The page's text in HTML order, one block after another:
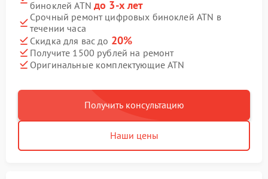
биноклей ATN до 3-х лет
Срочный ремонт цифровых биноклей ATN в
течении часа
Скидка для вас до 20%
Получите 1500 рублей на ремонт
Оригинальные комплектующие ATN
Получить консультацию
Наши цены